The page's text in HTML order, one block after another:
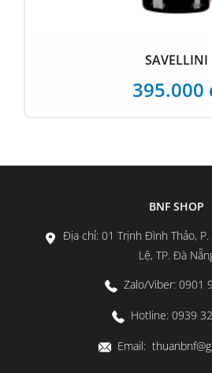
SAVELLINI
395.000
BNF SHOP
Địa chỉ: 01 Trịnh Đình Thảo, P.
Lệ, TP. Đà
Zalo/Viber: 0901
Hotline: 0939
Email: